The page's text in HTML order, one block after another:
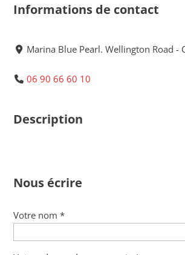
Informations de contact
Marina Blue Pearl. Wellington Road -
06 90 66 60 10
Description
Nous écrire
Votre nom *